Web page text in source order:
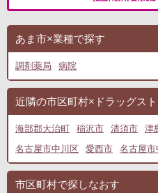
あま市×業種で探す
調剤薬局 病院
近隣の市区町村×ドラッグス
海部郡大治町 稲沢市 清須市 津
名古屋市中川区
愛西市 名古屋市
市区町村で探しなおす